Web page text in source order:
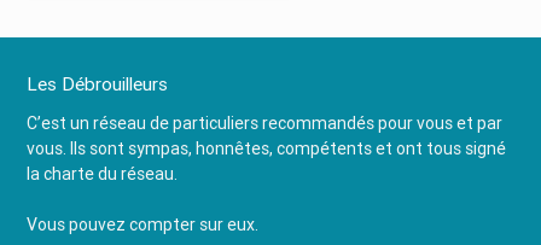
Les Débrouilleurs
C’est un réseau de particuliers recommandés pour vous et par
vous. Ils sont sympas, honnêtes, compétents et ont tous signé
la charte du réseau.
Vous pouvez compter sur eux.